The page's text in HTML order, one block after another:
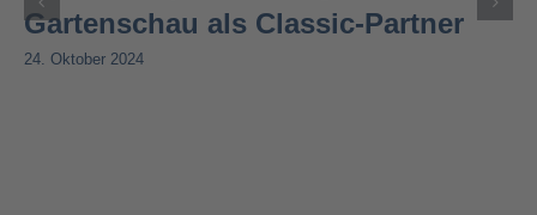
Gartenschau als Classic-Partner
24. Oktober 2024